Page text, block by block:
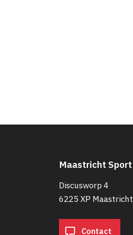
Maastricht Sport
Discusworp 4
6225 XP Maastricht
Contact